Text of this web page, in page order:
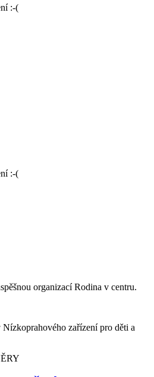
:-(
:-(
organizací Rodina v centru.
zařízení pro děti a